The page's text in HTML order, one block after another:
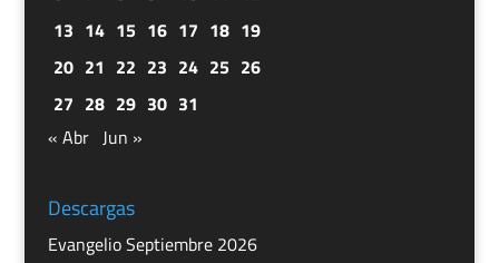
13 14 15 16 17 18 19
20 21 22 23 24 25 26
27 28 29 30 31
« Abr Jun »
Descargas
Evangelio Septiembre 2026